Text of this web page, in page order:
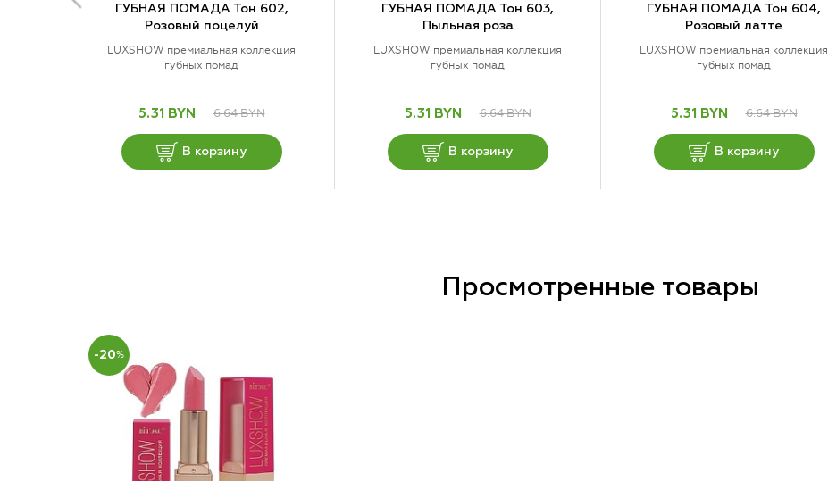
ГУБНАЯ ПОМАДА Тон 602,
Розовый поцелуй
LUXSHOW премиальная коллекция
губных помад
5.31 BYN 6.64 BYN
В корзину
ГУБНАЯ ПОМАДА Тон 603,
Пыльная роза
LUXSHOW премиальная коллекция
губных помад
5.31 BYN 6.64 BYN
В корзину
ГУБНАЯ ПОМАДА Тон 604,
Розовый латте
LUXSHOW премиальная коллекция
губных помад
5.31 BYN 6.64 BYN
В корзину
Просмотренные товары
-20%